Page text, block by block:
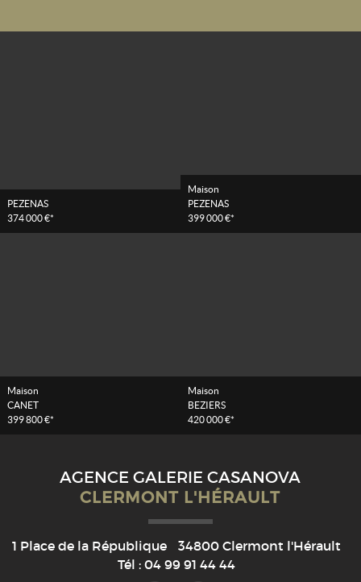
PEZENAS
374 000 €*
Maison
PEZENAS
399 000 €*
Maison
CANET
399 800 €*
Maison
BEZIERS
420 000 €*
AGENCE GALERIE CASANOVA
CLERMONT L'HÉRAULT
1 Place de la République 34800 Clermont l'Hérault
Tél : 04 99 91 44 44